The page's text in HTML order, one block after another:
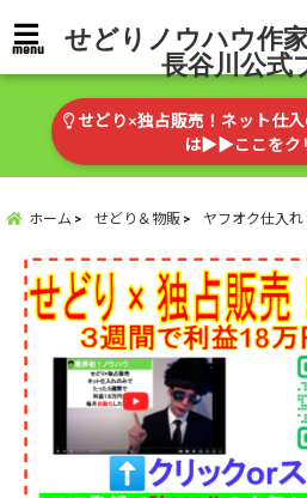
menu せどりノウハウ作
長谷川公式
せどり×独占販売！ネット仕
は▶︎▶︎ここをク
ホーム せどり＆物販 ヤフオク仕入れ